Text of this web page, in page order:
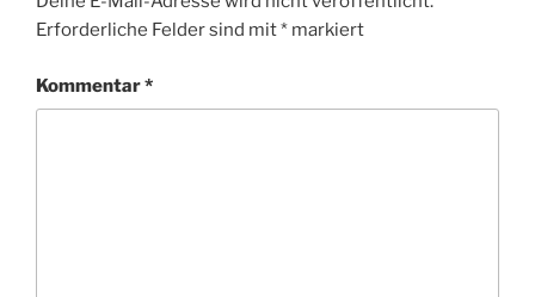
Erforderliche Felder sind mit* markiert
Kommentar*